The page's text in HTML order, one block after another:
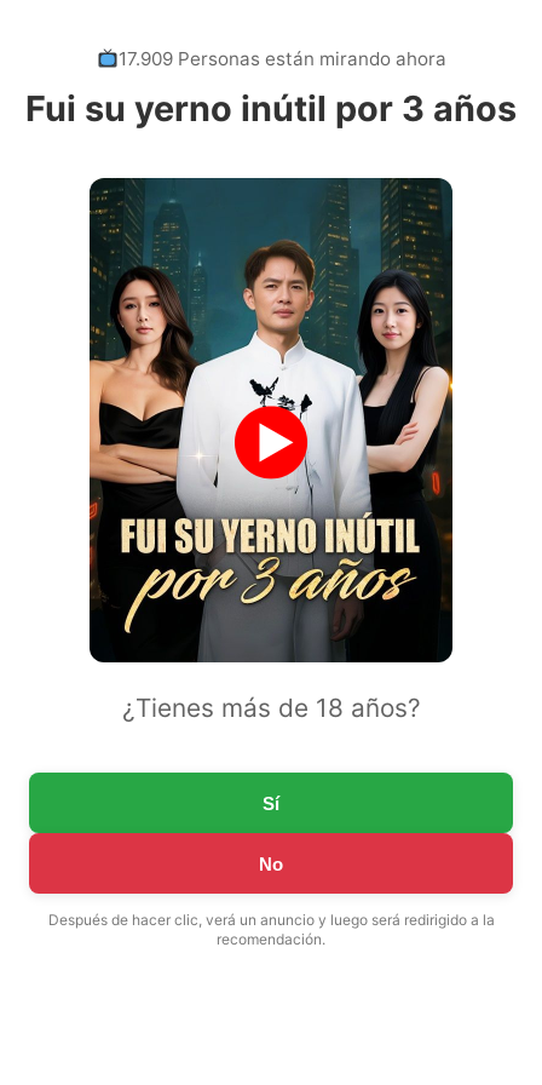
17.909 Personas están mirando ahora
Fui su yerno inútil por 3 años
¿Tienes más de 18 años?
Sí
No
Después de hacer clic, verá un anuncio y luego será redirigido a la
recomendación.